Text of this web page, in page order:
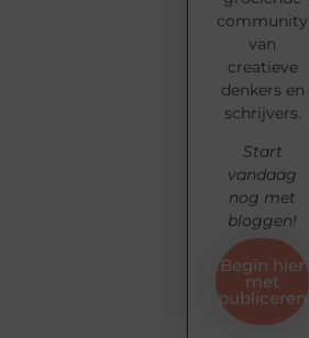
community
van
creatieve
denkers en
schrijvers.
Start
vandaag
nog met
bloggen!
Begin hier
met
publiceren